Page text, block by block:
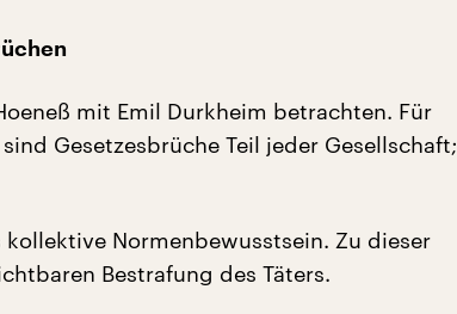
mit Emil Durkheim betrachten. Für
Gesetzesbrüche Teil jeder Gesellschaft;
Normenbewusstsein. Zu dieser
Bestrafung des Täters.